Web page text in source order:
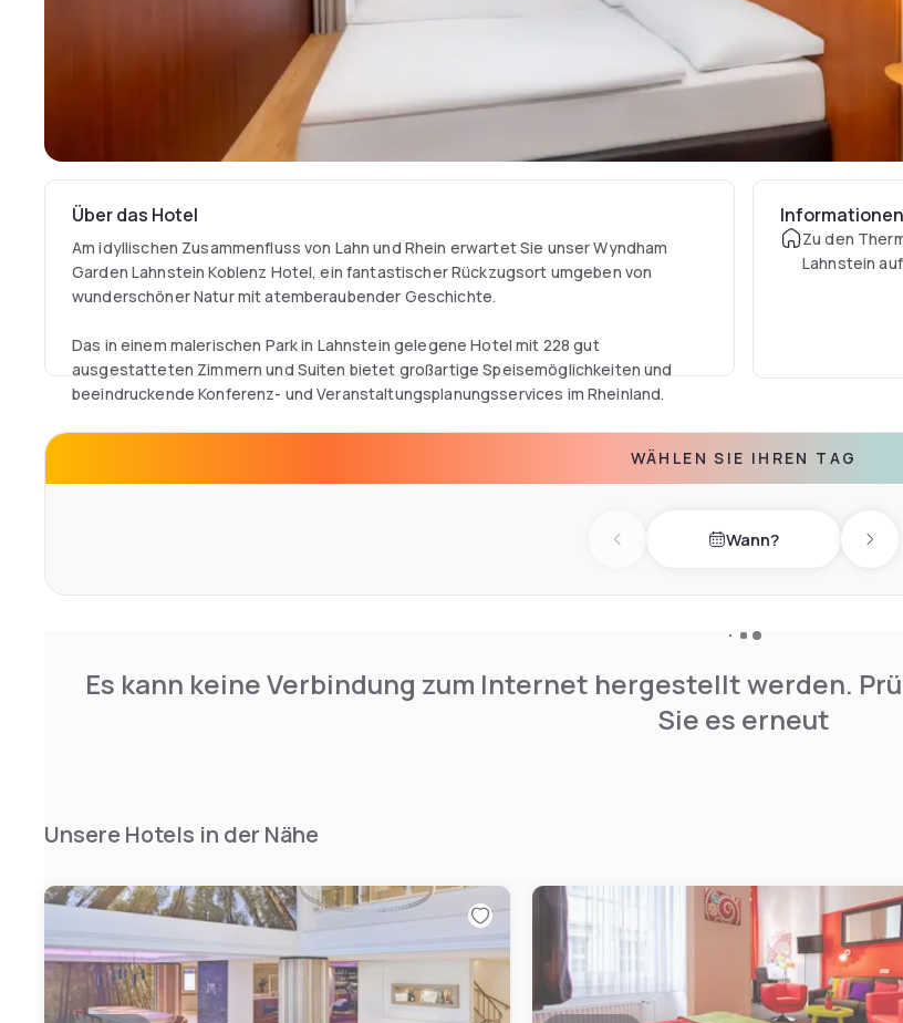
Über das Hotel
Am idyllischen Zusammenfluss von Lahn und Rhein erwartet Sie unser Wyndham
Garden Lahnstein Koblenz Hotel, ein fantastischer Rückzugsort umgeben von
wunderschöner Natur mit atemberaubender Geschichte.
Das in einem malerischen Park in Lahnstein gelegene Hotel mit 228 gut
ausgestatteten Zimmern und Suiten bietet großartige Speisemöglichkeiten und
beeindruckende Konferenz- und Veranstaltungsplanungsservices im Rheinland.
Wanderwegen sowie einer Vielzahl an Aktivitäten in der Natur erwartet Sie hier Ihr
wohlverdienter Urlaub.
Informationen
Zu den
Lahnstein
WÄHLEN SIE IHREN TAG
Previous day Wann? Next
Es kann keine Verbindung zum Internet hergestellt werden.
Sie es erneut
Unsere Hotels in der Nähe